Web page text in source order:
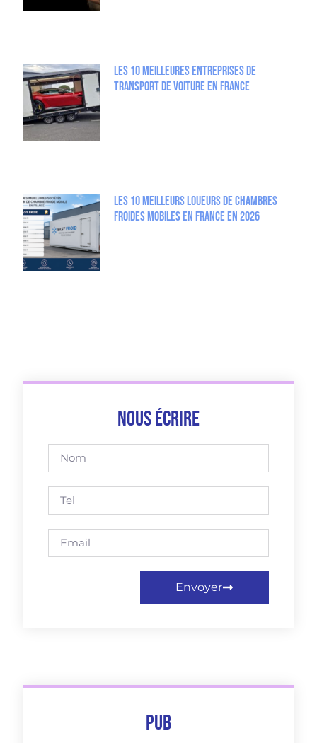
Les 10 Meilleures entreprises de
Transport de Voiture en France
Les 10 meilleurs loueurs de chambres
froides mobiles en France en 2026
Nous écrire
Envoyer
Pub